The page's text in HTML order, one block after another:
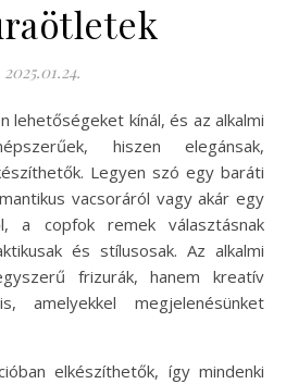
2025.01.24.
hiszen elegánsak,
Legyen szó egy baráti
vacsoráról vagy akár egy
a copfok remek választásnak
és stílusosak. Az alkalmi
frizurák, hanem kreatív
amelyekkel megjelenésünket
elkészíthetők, így mindenki